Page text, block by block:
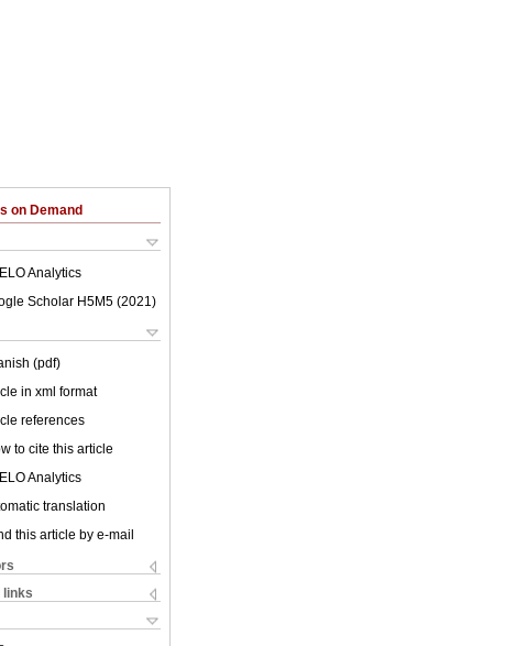
on Demand
Analytics
Scholar H5M5 (2021 )
(pdf)
in xml format
references
to cite this article
Analytics
translation
this article by e-mail
links